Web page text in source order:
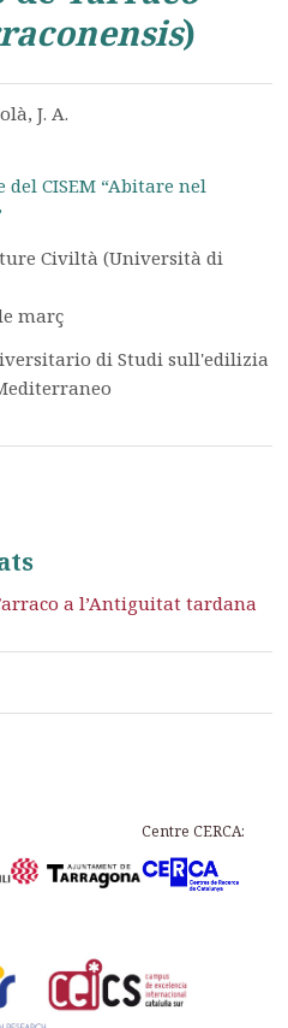
)
J. A.
CISEM “Abitare nel
Civiltà (Università di
març
di Studi sull'edilizia
a l’Antiguitat tardana
Centre CERCA: